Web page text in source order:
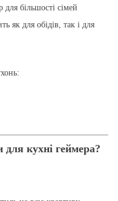
більшості сімей
як для обідів, так і для
для кухні геймера?